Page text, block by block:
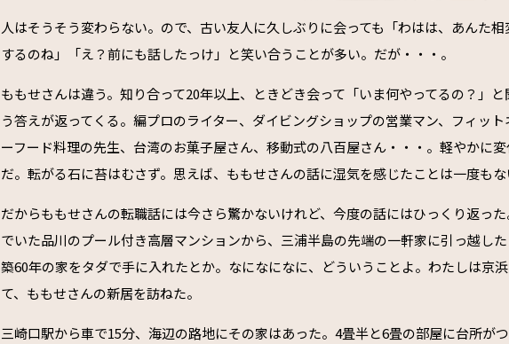
人はそうそう変わらない。ので、古い友人に久しぶりに会っても「わはは、あんた
するのね」「え？前にも話したっけ」と笑い合うことが多い。だが・・・。
ももせさんは違う。知り合って20年以上、ときどき会って「いま何やってるの？」
う答えが返ってくる。編プロのライター、ダイビングショップの営業マン、フィッ
ーフード料理の先生、台湾のお菓子屋さん、移動式の八百屋さん・・・。軽やかに
だ。転がる石に苔はむさず。思えば、ももせさんの話に湿気を感じたことは一度もな
だからももせさんの転職話には今さら驚かないけれど、今度の話にはひっくり返っ
でいた品川のプール付き高層マンションから、三浦半島の先端の一軒家に引っ越し
築60年の家をタダで手に入れたとか。なになになに、どういうことよ。わたしは京
て、ももせさんの新居を訪ねた。
三崎口駅から車で15分、海辺の路地にその家はあった。4畳半と6畳の部屋に台所が